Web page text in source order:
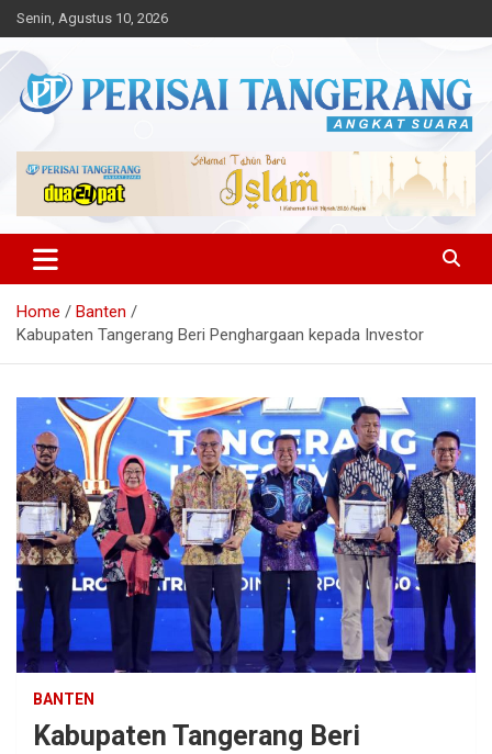
Skip
to
content
Senin, Agustus 10, 2026
Perisai Tangerang – Angkat
Suara
Home
Banten
Kabupaten Tangerang Beri Penghargaan kepada Investor
BANTEN
Kabupaten Tangerang Beri